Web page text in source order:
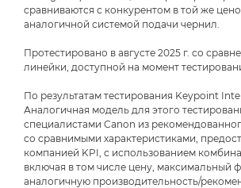
сравниваются с конкурентом в той же
аналогичной системой подачи чернил.
Протестировано в августе 2025 г. со
линейки, доступной на момент
По результатам тестирования Keypoint
Аналогичная модель для этого
специалистами Canon из
со сравнимыми характеристиками,
компанией KPI, с использованием
включая в том числе цену, максимальный
аналогичную производительность/